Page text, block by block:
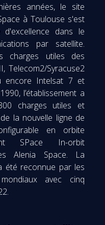
années, le site
à Toulouse s'est
dans le
par satellite.
charges utiles des
Telecom2/Syracuse2
encore Intelsat 7 et
l’établissement a
charges utiles et
la nouvelle ligne de
en orbite
SPace In-orbit
Alenia Space. La
été reconnue par les
avec cinq